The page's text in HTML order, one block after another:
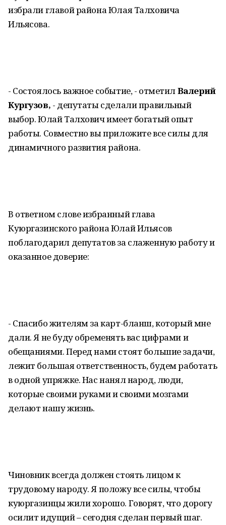
избрали главой района Юлая Талховича
Ильясова.
- Состоялось важное событие, - отметилВалерий
Кургузов, - депутаты сделали правильный
выбор. Юлай Талхович имеет богатый опыт
работы. Совместно вы приложите все силы для
динамичного развития района.
В ответном слове избранный глава
Куюргазинского района Юлай Ильясов
поблагодарил депутатов за слаженную работу и
оказанное доверие:
- Спасибо жителям за карт-бланш, который мне
дали. Я не буду обременять вас цифрами и
обещаниями. Перед нами стоят большие задачи,
лежит большая ответственность, будем работать
в одной упряжке. Нас нанял народ, люди,
которые своими руками и своими мозгами
делают нашу жизнь.
Чиновник всегда должен стоять лицом к
трудовому народу. Я положу все силы, чтобы
куюргазинцы жили хорошо. Говорят, что дорогу
осилит идущий – сегодня сделан первый шаг.